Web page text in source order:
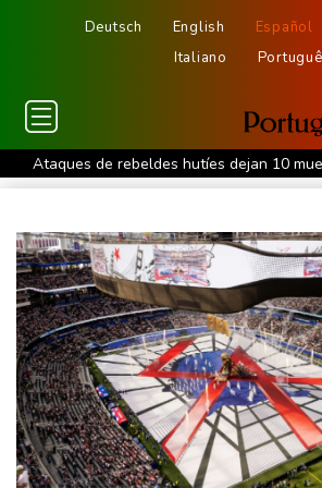
Deutsch English Español
Italiano
Ataques de rebeldes hutíes dejan 10
petrolera de Yemen
por migrantes
Infantino recibe en Colombia el apoyo
De la Espriella: un millonario pro-Trump
Colombia
España lanza un ultimátum a Italia para
fronterizos
Exabogado de Trump listo para ser
general de EEUU